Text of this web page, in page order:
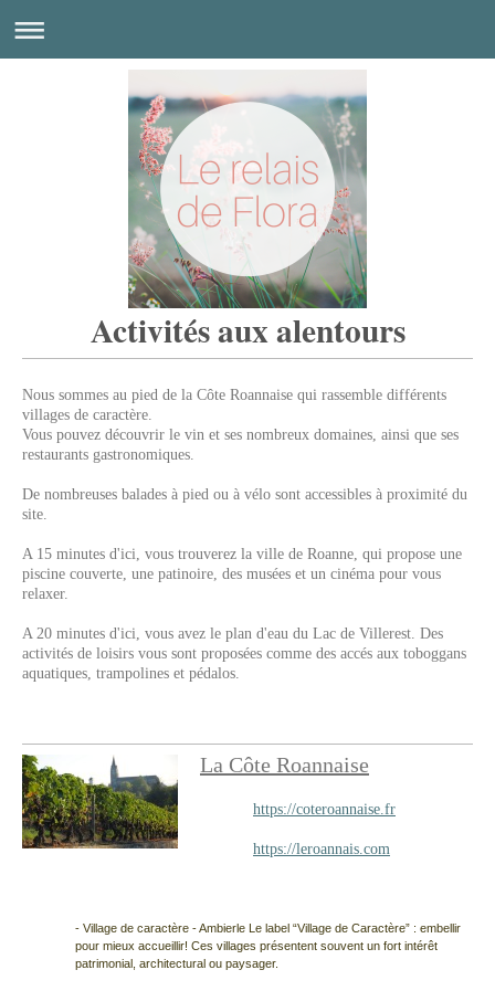
Activités aux alentours
Nous sommes au pied de la Côte Roannaise qui rassemble différents
villages de caractère.
Vous pouvez découvrir le vin et ses nombreux domaines, ainsi que ses
restaurants gastronomiques.
De nombreuses balades à pied ou à vélo sont accessibles à proximité du
site.
A 15 minutes d'ici, vous trouverez la ville de Roanne, qui propose une
piscine couverte, une patinoire, des musées et un cinéma pour vous
relaxer.
A 20 minutes d'ici, vous avez le plan d'eau du Lac de Villerest. Des
activités de loisirs vous sont proposées comme des accés aux toboggans
aquatiques, trampolines et pédalos.
La Côte Roannaise
https://coteroannaise.fr
https://leroannais.com
- Village de caractère - Ambierle Le label “Village de Caractère” : embellir
pour mieux accueillir! Ces villages présentent souvent un fort intérêt
patrimonial, architectural ou paysager.